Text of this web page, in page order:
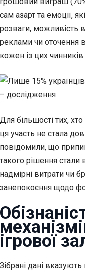
сам азарт та емоції,
розваги, можливість
реклами чи оточення
кожен із цих
Для більшості тих, хто
ця участь не стала
повідомили, що
такого рішення стали
надмірні витрати чи
занепокоєння щодо
ігрової
Зібрані дані